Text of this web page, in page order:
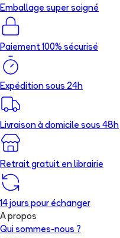
Emballage super soigné
Paiement 100% sécurisé
Expédition sous 24h
Livraison à domicile sous 48h
Retrait gratuit en librairie
14 jours pour échanger
A propos
Qui sommes-nous ?